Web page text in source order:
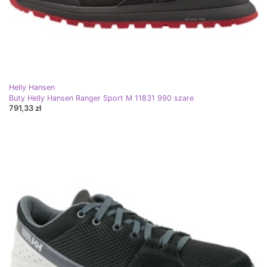
Helly Hansen
Buty Helly Hansen Ranger Sport M 11831 990 szare
791,33 zł